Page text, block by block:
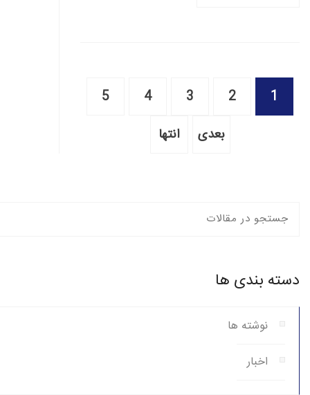
1
2
3
4
5
بعدی
انتها
دسته بندی ها
نوشته ها
اخبار